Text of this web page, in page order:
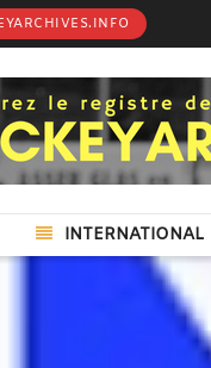
INTERNATIONAL